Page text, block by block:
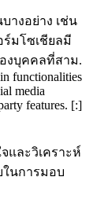
างอย่าง เช่น
มโซเชียลมี
งบุคคลที่สาม.
functionalities
media
features. [:]
และวิเคราะห์
นการมอบ